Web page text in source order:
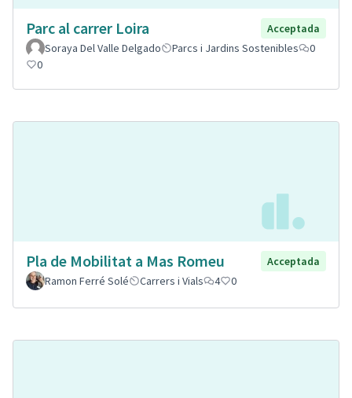
Parc al carrer Loira
Acceptada
Soraya Del Valle Delgado
Parcs i Jardins Sostenibles
0
0
Pla de Mobilitat a Mas Romeu
Acceptada
Ramon Ferré Solé
Carrers i Vials 4 0